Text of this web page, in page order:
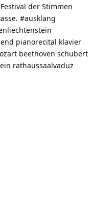
der Stimmen
#ausklang
pianorecital klavier
beethoven schubert
rathaussaalvaduz